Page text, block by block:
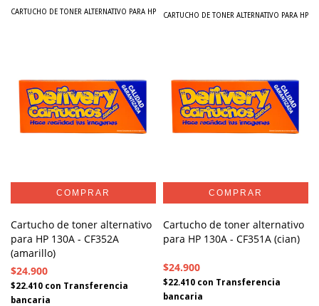
CARTUCHO DE TONER ALTERNATIVO PARA HP CARTUCHO DE TONER ALTERNATIVO PARA HP
Cartucho de toner alternativo
para HP 130A - CF352A
(amarillo)
$24.900
$22.410 con Transferencia
bancaria
Cartucho de toner alternativo
para HP 130A - CF351A (cian)
$24.900
$22.410 con Transferencia
bancaria